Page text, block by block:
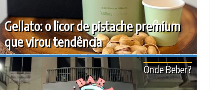
Gellato: o licor de pistache premium
que virou tendência
Onde Beber?